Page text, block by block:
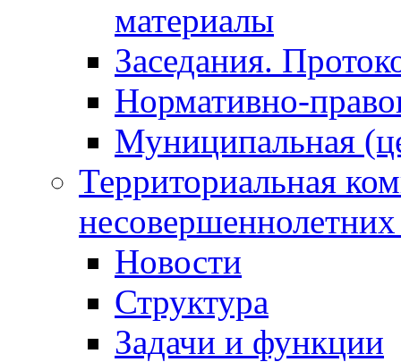
материалы
Заседания.
Нормативно-
Муниципальная
Территориальная
Новости
Структура
Задачи и функции